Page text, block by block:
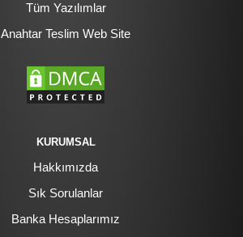
Tüm Yazılımlar
Anahtar Teslim Web Site
KURUMSAL
Hakkımızda
Sık Sorulanlar
Banka Hesaplarımız